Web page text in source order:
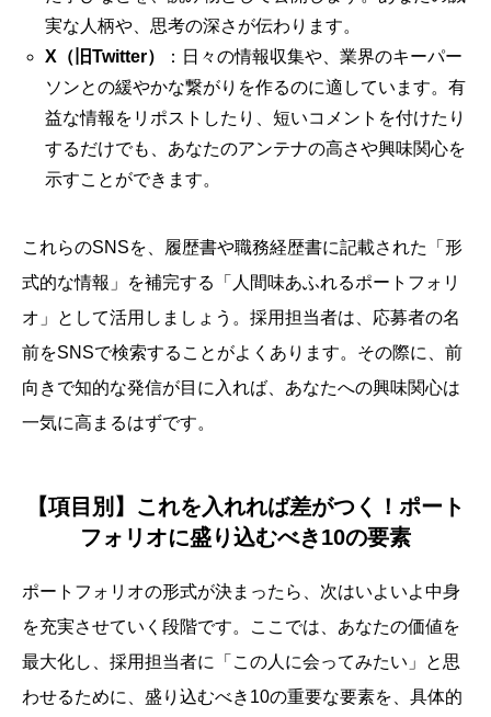
実な人柄や、思考の深さが伝わります。
X（旧Twitter）
：日々の情報収集や、業界のキーパー
ソンとの緩やかな繋がりを作るのに適しています。有
益な情報をリポストしたり、短いコメントを付けたり
するだけでも、あなたのアンテナの高さや興味関心を
示すことができます。
これらのSNSを、履歴書や職務経歴書に記載された「形
式的な情報」を補完する「人間味あふれるポートフォリ
オ」として活用しましょう。採用担当者は、応募者の名
前をSNSで検索することがよくあります。その際に、前
向きで知的な発信が目に入れば、あなたへの興味関心は
一気に高まるはずです。
【項目別】これを入れれば差がつく！ポート
フォリオに盛り込むべき10の要素
ポートフォリオの形式が決まったら、次はいよいよ中身
を充実させていく段階です。ここでは、あなたの価値を
最大化し、採用担当者に「この人に会ってみたい」と思
わせるために、盛り込むべき10の重要な要素を、具体的